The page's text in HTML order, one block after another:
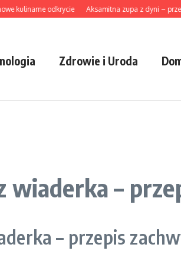
kulinarne odkrycie Aksamitna zupa z dyni – przepis
Zdrowie i Uroda
wiaderka –
– przepis